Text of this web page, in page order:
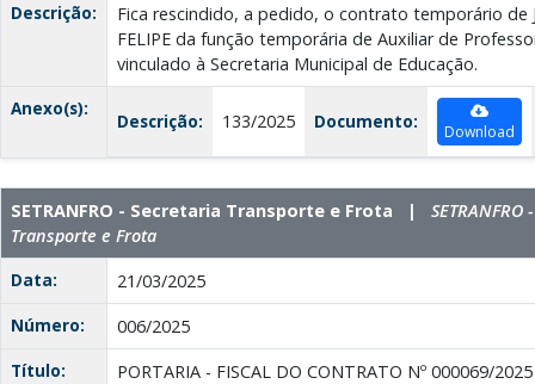
Descrição:
Fica rescindido, a pedido, o contrato temporário de
FELIPE da função temporária de Auxiliar de
vinculado à Secretaria Municipal de Educação.
Anexo(s):
Descrição: 133/2025 Documento: Download
SETRANFRO - Secretaria Transporte e Frota |
Transporte e Frota
Data:
21/03/2025
Número:
006/2025
Título:
PORTARIA - FISCAL DO CONTRATO Nº 000069/